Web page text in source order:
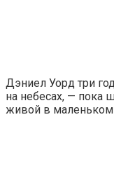
Дэниел Уорд три
на небесах, — пока
живой в